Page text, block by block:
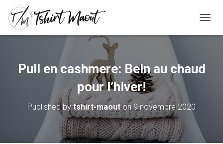
Pull en cashmere: Bein au chaud
pour l’hiver!
Published bytshirt-maouton9 novembre 2020